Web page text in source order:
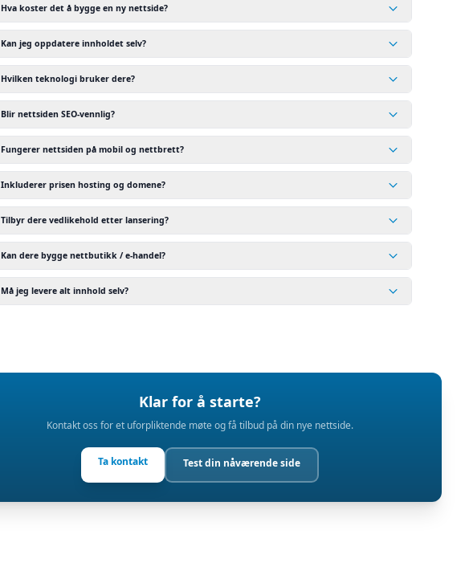
Hva koster det å bygge en ny nettside?
Kan jeg oppdatere innholdet selv?
Hvilken teknologi bruker dere?
Blir nettsiden SEO-vennlig?
Fungerer nettsiden på mobil og nettbrett?
Inkluderer prisen hosting og domene?
Tilbyr dere vedlikehold etter lansering?
Kan dere bygge nettbutikk / e-handel?
Må jeg levere alt innhold selv?
Klar for å starte?
Kontakt oss for et uforpliktende møte og få tilbud på din nye nettside.
Ta kontakt Test din nåværende side